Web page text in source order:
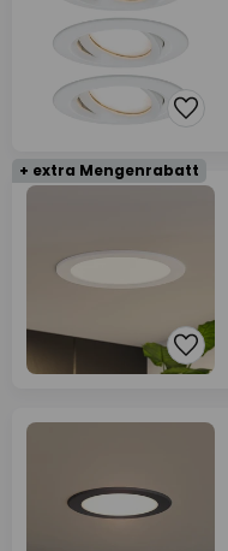
+ extra Mengenrabatt